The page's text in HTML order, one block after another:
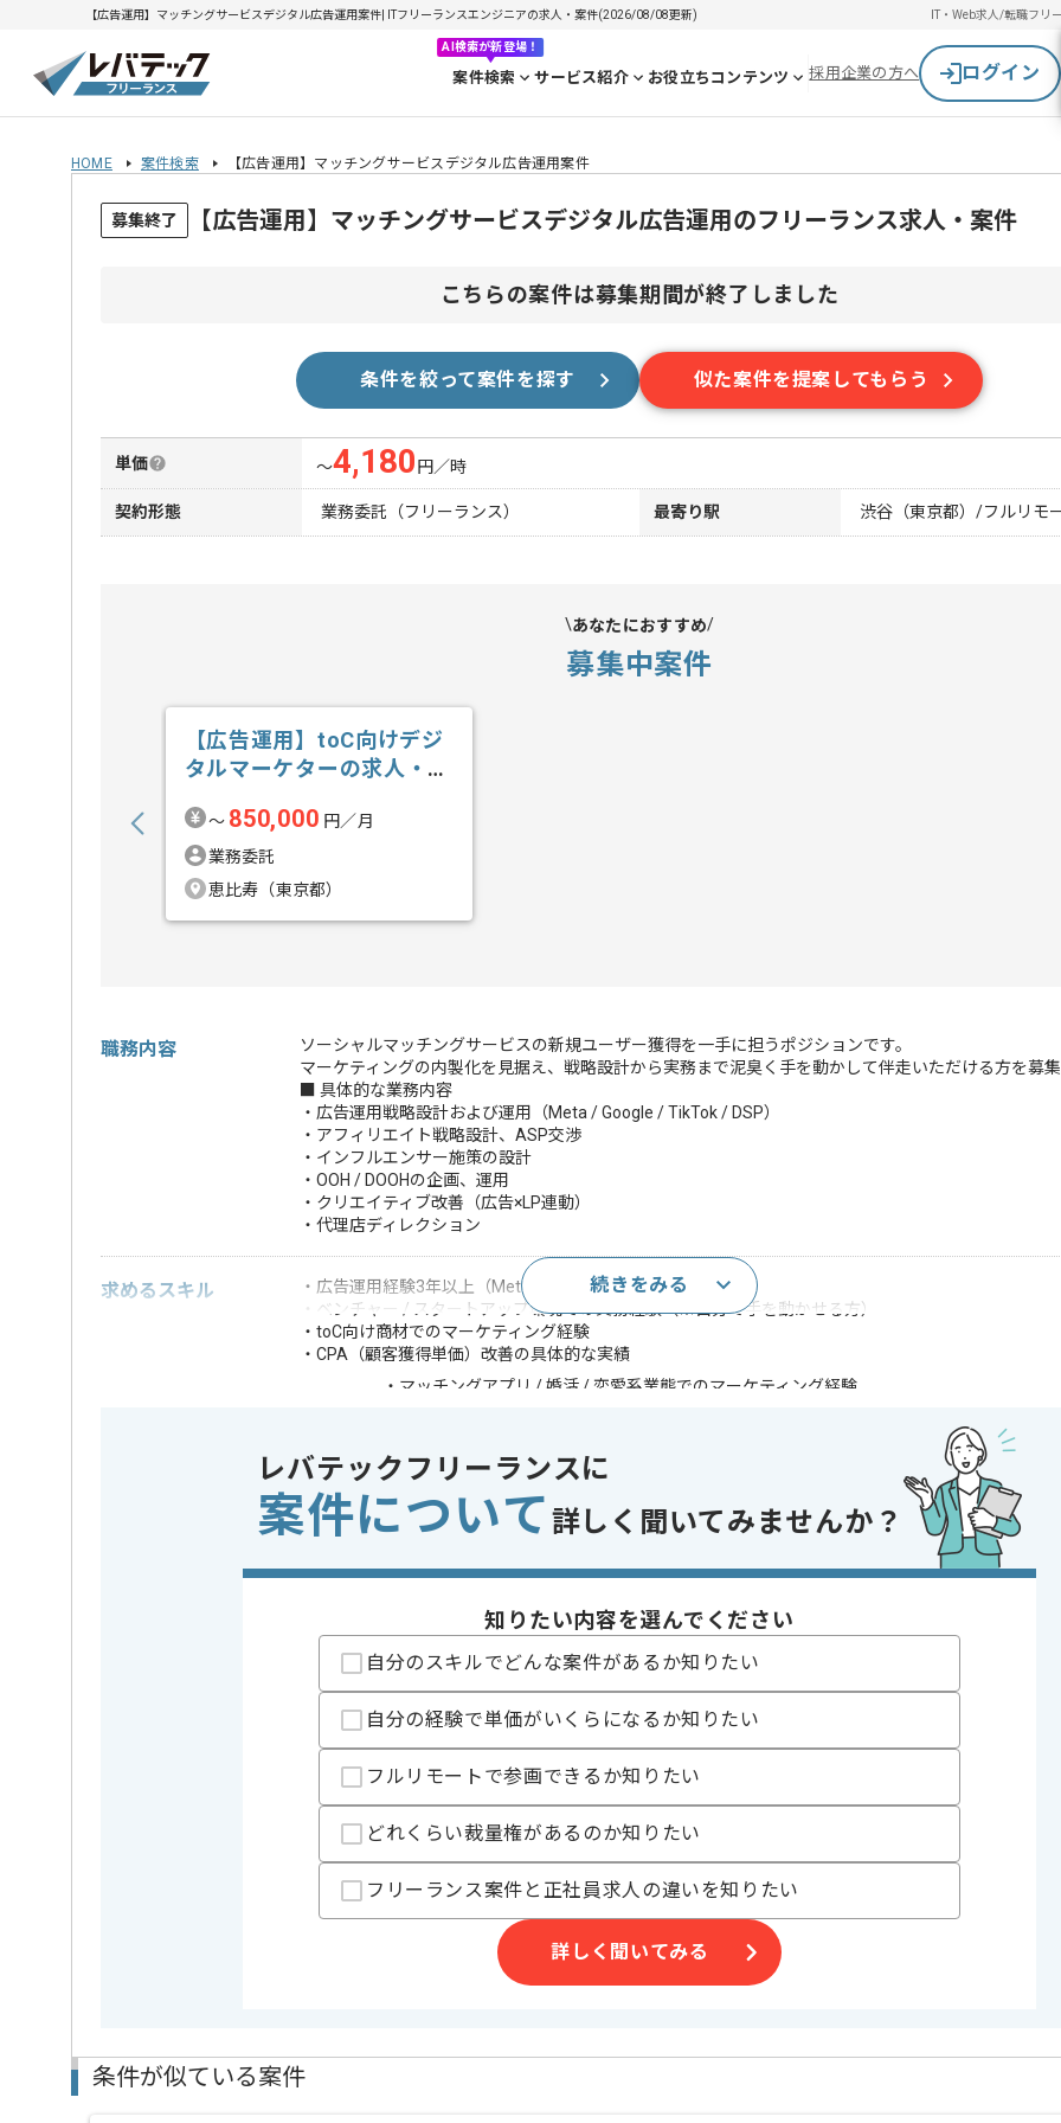
【広告運用】マッチングサービスデジタル広告運用案件| ITフリーランスエンジニアの求人・案件(2026/08/08更新) IT・Web求人/転職フリ
AI検索が新登場！
案件検索 サービス紹介 お役立ちコンテンツ 採用企業の方へ ログイン
HOME 案件検索 【広告運用】マッチングサービスデジタル広告運用案件
募集終了 【広告運用】マッチングサービスデジタル広告運用のフリーランス求人・案件
こちらの案件は募集期間が終了しました
条件を絞って案件を探す 似た案件を提案してもらう
単価 〜4,180 円／時
契約形態 業務委託（フリーランス） 最寄り駅 渋谷（東京都）/フルリモ
あなたにおすすめ
募集中案件
【広告運用】toC向けデジ
タルマーケターの求人・案
〜 850,000 円／月
業務委託
恵比寿（東京都）
職務内容
ソーシャルマッチングサービスの新規ユーザー獲得を一手に担うポジションです。
マーケティングの内製化を見据え、戦略設計から実務まで泥臭く手を動かして伴走いただける方を募
■ 具体的な業務内容
・広告運用戦略設計および運用（Meta / Google / TikTok / DSP）
・アフィリエイト戦略設計、ASP交渉
・インフルエンサー施策の設計
・OOH / DOOHの企画、運用
・クリエイティブ改善（広告×LP連動）
・代理店ディレクション
求めるスキル
・広告運用経験3年以上（Meta / Google / TikTok のいずれか）
・ベンチャー / スタートアップ環境での実務経験（※自分で手を動かせる方）
・toC向け商材でのマーケティング経験
・CPA（顧客獲得単価）改善の具体的な実績
・マッチングアプリ / 婚活 / 恋愛系業態でのマーケティング経験
※上記に似た経験やスキルをお持ちであれば申し込み可能なケースもございます！まずはお気軽にご相談ください！
この案件のポイント 特徴 20代活躍中 , 30代活躍中
レバテックでの実績がある企業の案件でございます。
Webマーケターの経験を活かすことができます。
ご経験と実績に応じて別案件のご提案も差し上げる場合がございます。
新しいアイディアや技術を積極的に導入し、
経験豊富なマーケターと成長が出来る環境でございます。
基本的にはフルリモートでの作業を見込んでおります。
続きをみる
レバテックフリーランスに
案件について 詳しく聞いてみませんか？
知りたい内容を選んでください
自分のスキルでどんな案件があるか知りたい
自分の経験で単価がいくらになるか知りたい
フルリモートで参画できるか知りたい
どれくらい裁量権があるのか知りたい
フリーランス案件と正社員求人の違いを知りたい
詳しく聞いてみる
条件が似ている案件